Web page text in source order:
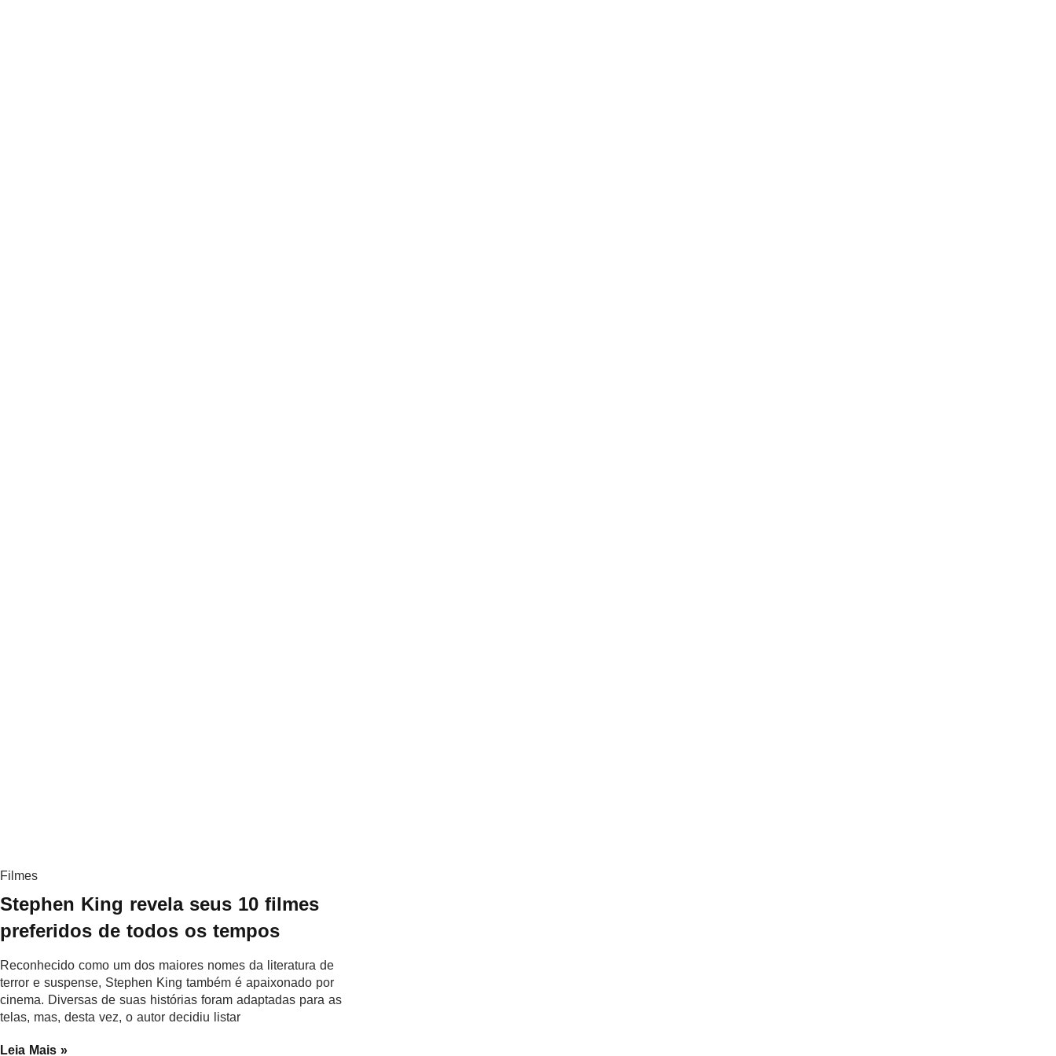
Filmes
Stephen King revela seus 10 filmes
preferidos de todos os tempos
Reconhecido como um dos maiores nomes da literatura de
terror e suspense, Stephen King também é apaixonado por
cinema. Diversas de suas histórias foram adaptadas para as
telas, mas, desta vez, o autor decidiu listar
Leia Mais »